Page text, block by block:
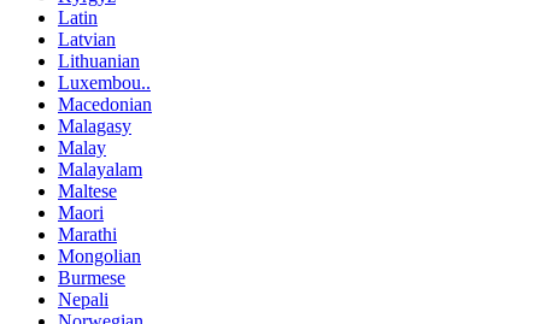
Latin
Latvian
Lithuanian
Luxembou..
Macedonian
Malagasy
Malay
Malayalam
Maltese
Maori
Marathi
Mongolian
Burmese
Nepali